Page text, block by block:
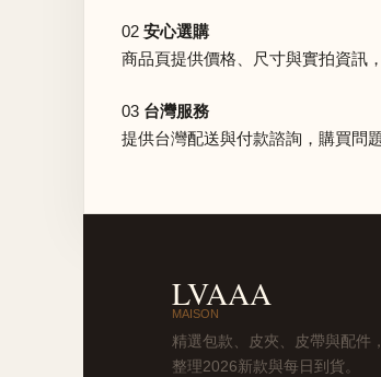
02 安心選購
商品頁提供價格、尺寸與實拍資訊
03 台灣服務
提供台灣配送與付款諮詢，購買問
LVAAA
MAISON
精選包款、皮夾、皮帶與配件
整理2026新款與每日到貨。